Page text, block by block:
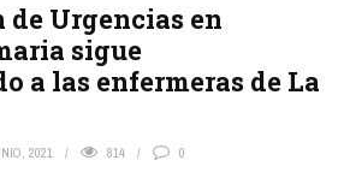
Urgencias en
sigue
a las enfermeras de La
2021 814 0